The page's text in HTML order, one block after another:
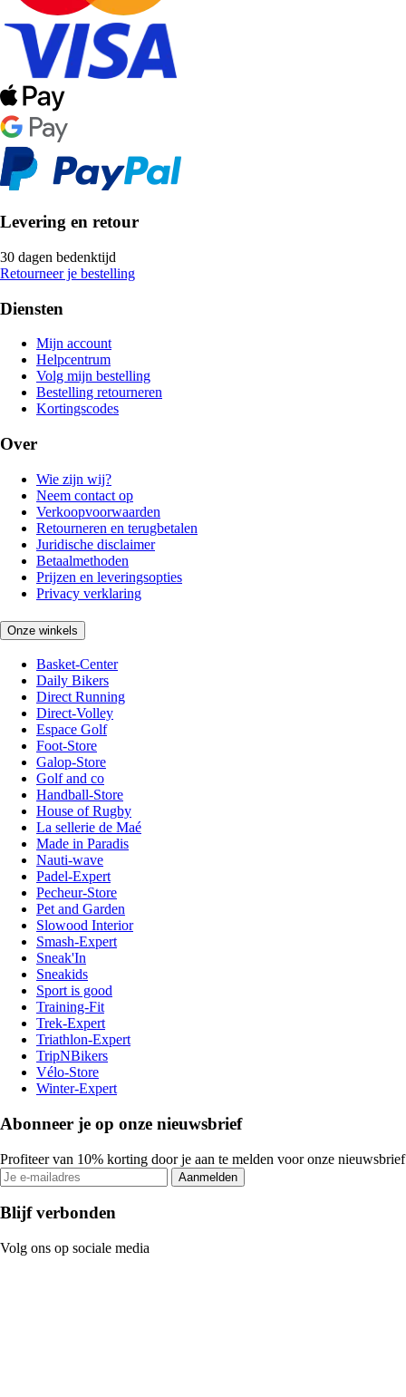
Levering en retour
30 dagen bedenktijd
Retourneer je bestelling
Diensten
Mijn account
Helpcentrum
Volg mijn bestelling
Bestelling retourneren
Kortingscodes
Over
Wie zijn wij?
Neem contact op
Verkoopvoorwaarden
Retourneren en terugbetalen
Juridische disclaimer
Betaalmethoden
Prijzen en leveringsopties
Privacy verklaring
Onze winkels
Basket-Center
Daily Bikers
Direct Running
Direct-Volley
Espace Golf
Foot-Store
Galop-Store
Golf and co
Handball-Store
House of Rugby
La sellerie de Maé
Made in Paradis
Nauti-wave
Padel-Expert
Pecheur-Store
Pet and Garden
Slowood Interior
Smash-Expert
Sneak'In
Sneakids
Sport is good
Training-Fit
Trek-Expert
Triathlon-Expert
TripNBikers
Vélo-Store
Winter-Expert
Abonneer je op onze nieuwsbrief
Profiteer van 10% korting door je aan te melden voor onze nieuwsbrief
Aanmelden
Blijf verbonden
Volg ons op sociale media